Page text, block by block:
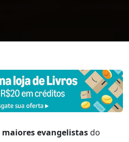
maiores evangelistasdo